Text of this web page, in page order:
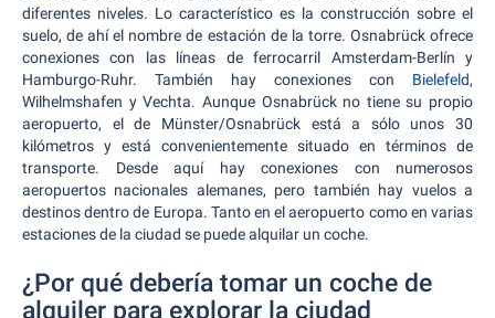
diferentes niveles. Lo característico es la construcción sobre el
suelo, de ahí el nombre de estación de la torre. Osnabrück ofrece
conexiones con las líneas de ferrocarril Amsterdam-Berlín y
Hamburgo-Ruhr. También hay conexiones con Bielefeld,
Wilhelmshafen y Vechta. Aunque Osnabrück no tiene su propio
aeropuerto, el de Münster/Osnabrück está a sólo unos 30
kilómetros y está convenientemente situado en términos de
transporte. Desde aquí hay conexiones con numerosos
aeropuertos nacionales alemanes, pero también hay vuelos a
destinos dentro de Europa. Tanto en el aeropuerto como en varias
estaciones de la ciudad se puede alquilar un coche.
¿Por qué debería tomar un coche de
alquiler para explorar la ciudad